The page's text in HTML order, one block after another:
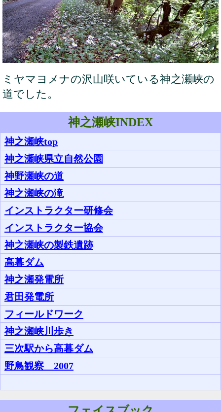
ミヤマヨメナの沢山咲いている神之瀬峡の
道でした。
神之瀬峡INDEX
神之瀬峡top
神之瀬峡県立自然公園
神野瀬峡の道
神之瀬峡の滝
インストラクター研修会
インストラクター協会
神之瀬峡の製鉄遺跡
高暮ダム
神之瀬発電所
君田発電所
フィールドワーク
神之瀬峡川歩き
三次駅から高暮ダム
野鳥観察 2007